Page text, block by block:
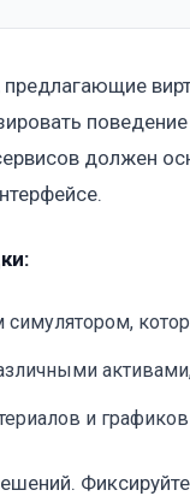
должен
и графиков